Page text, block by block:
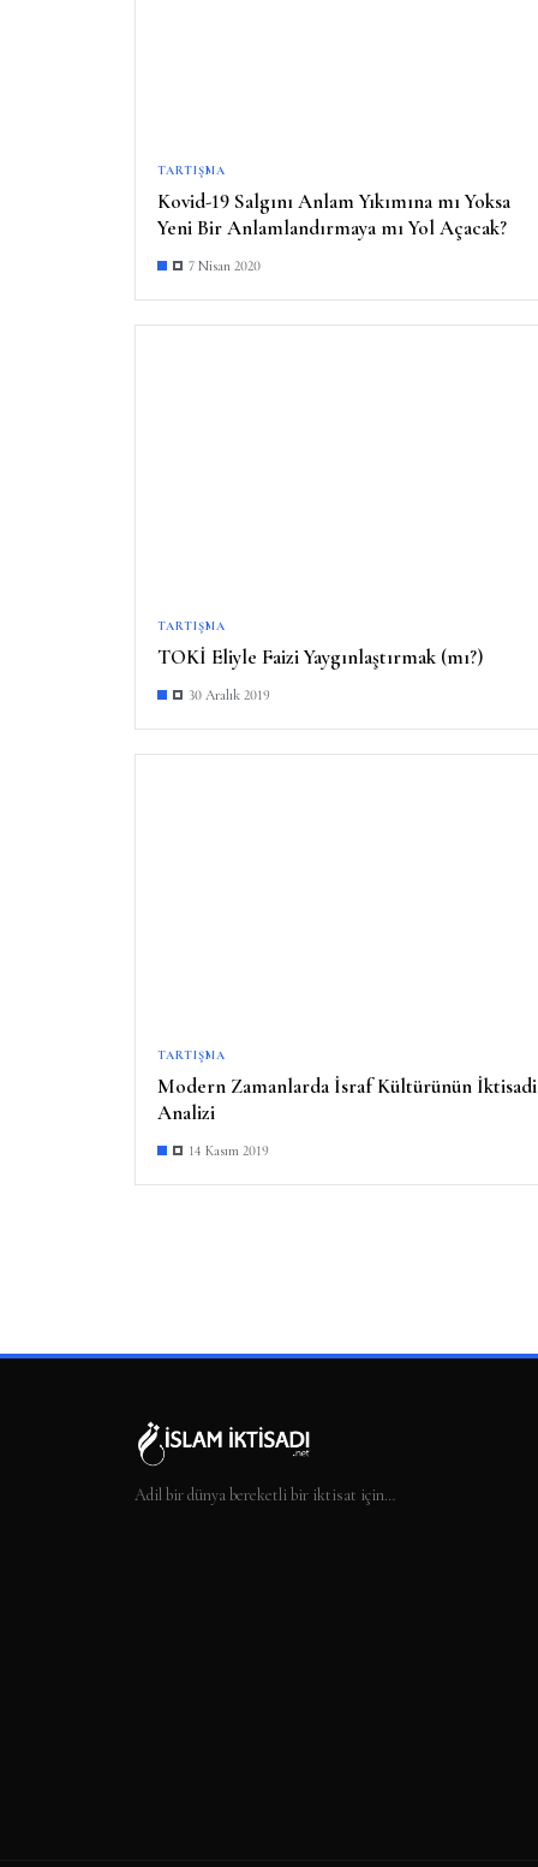
TARTIŞMA
Kovid-19 Salgını Anlam Yıkımına mı Yoksa
Yeni Bir Anlamlandırmaya mı Yol Açacak?
7 Nisan 2020
TARTIŞMA
TOKİ Eliyle Faizi Yaygınlaştırmak (mı?)
30 Aralık 2019
TARTIŞMA
Modern Zamanlarda İsraf Kültürünün İktisadi
Analizi
14 Kasım 2019
Adil bir dünya bereketli bir iktisat için…